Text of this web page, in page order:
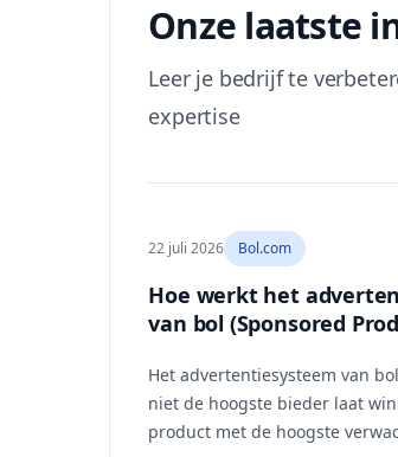
Onze laatste
Leer je bedrijf te
expertise
22 juli 2026 Bol.com
Hoe werkt het
van bol (Sponsored
Het advertentiesysteem van
niet de hoogste bieder laat
product met de hoogste